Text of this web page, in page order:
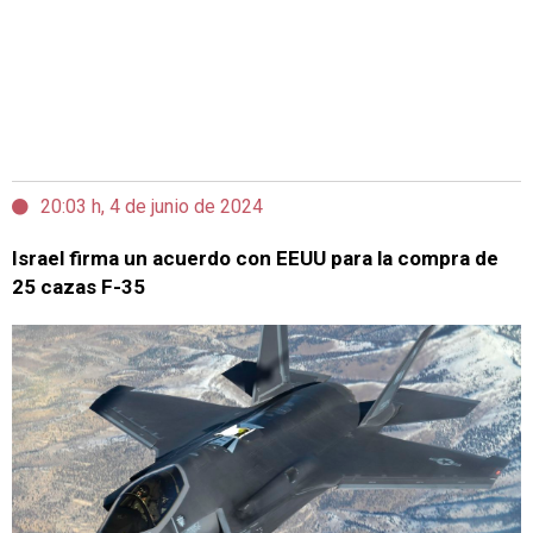
20:03 h, 4 de junio de 2024
Israel firma un acuerdo con EEUU para la compra de
25 cazas F-35